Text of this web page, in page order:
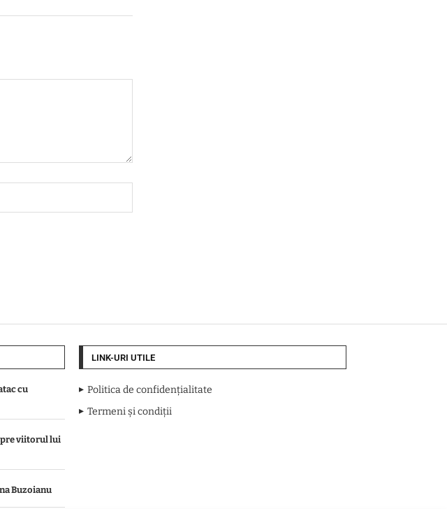
cu
viitorul lui
Buzoianu
LINK-URI UTILE
Politica de confidențialitate
Termeni și condiții